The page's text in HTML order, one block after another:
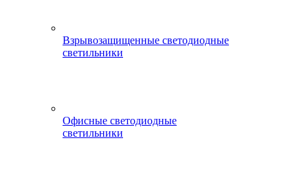
Взрывозащищенные светодиодные
светильники
Офисные светодиодные
светильники